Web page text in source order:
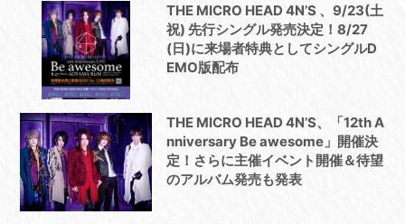
THE MICRO HEAD 4N’S 、9/23(土
祝) 先行シングル発売決定！8/27
(日)に来場者特典としてシングルD
EMO版配布
THE MICRO HEAD 4N’S、「12th A
nniversary Be awesome」開催決
定！さらに主催イベント開催＆待望
のアルバム発売も発表